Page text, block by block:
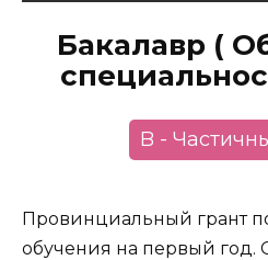
Бакалавр (
B -
Провинциальный грант
обучения на первый год.